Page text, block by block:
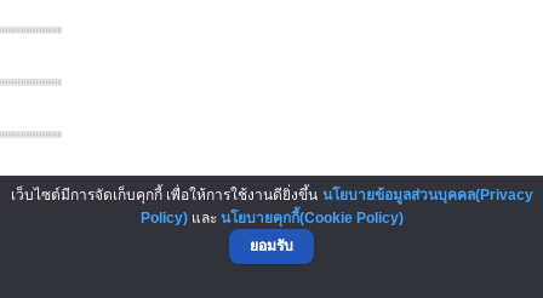
เว็บไซต์มีการจัดเก็บคุกกี้ เพื่อให้การใช้งานดียิ่งขึ้น นโยบายข้อมูลส่วนบุคคล(Privacy
Policy)และ นโยบายคุกกี้(Cookie Policy)
ยอมรับ